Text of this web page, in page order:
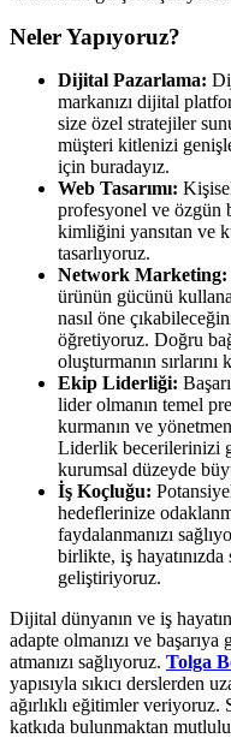
Neler Yapıyoruz?
Dijital Pazarlama:
markanızı dijital
size özel stratejiler
müşteri kitlenizi
için buradayız.
Web Tasarımı:
profesyonel ve özgün
kimliğini yansıtan ve
tasarlıyoruz.
Network Marketing:
ürünün gücünü
nasıl öne
öğretiyoruz. Doğru
oluşturmanın
Ekip Liderliği:
lider olmanın temel
kurmanın ve
Liderlik becerilerinizi
kurumsal düzeyde
İş Koçluğu:
hedeflerinize
faydalanmanızı
birlikte, iş
geliştiriyoruz.
Dijital dünyanın ve iş
adapte olmanızı ve başarıya
atmanızı sağlıyoruz. Tolga
yapısıyla sıkıcı derslerden
ağırlıklı eğitimler
katkıda bulunmaktan